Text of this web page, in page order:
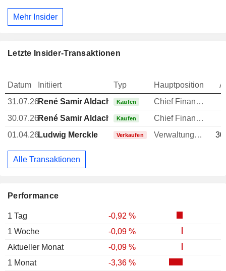
Performance
1 Tag
-0,92 %
1 Woche
-0,09 %
Aktueller Monat
-0,09 %
1 Monat
-3,36 %
Mehr Insider
Letzte Insider-Transaktionen
Datum Initiiert Typ Hauptposition
31.07.26René Samir Aldach Kaufen
Chief Financial Officer (CFO)
30.07.26René Samir Aldach Kaufen
Chief Financial Officer (CFO)
01.04.26Ludwig Merckle Verkaufen Verwaltungsratsmitglied
Alle Transaktionen